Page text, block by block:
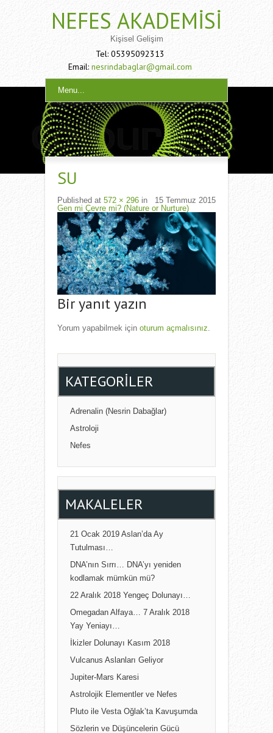
NEFES AKADEMISI
Kişisel Gelişim
Tel: 05395092313
Email: nesrindabaglar@gmail.com
Menu...
SU
Published 15 Temmuz 2015
at 572 × 296 in
Gen mi Çevre mi? (Nature or Nurture)
Bir yanıt yazın
Yorum yapabilmek için oturum açmalısınız.
KATEGORILER
Adrenalin (Nesrin Dabağlar)
Astroloji
Nefes
MAKALELER
21 Ocak 2019 Aslan’da Ay
Tutulması…
DNA’nın Sırrı… DNA’yı yeniden
kodlamak mümkün mü?
22 Aralık 2018 Yengeç Dolunayı…
Omegadan Alfaya… 7 Aralık 2018
Yay Yeniayı…
İkizler Dolunayı Kasım 2018
Vulcanus Aslanları Geliyor
Jupiter-Mars Karesi
Astrolojik Elementler ve Nefes
Pluto ile Vesta Oğlak’ta Kavuşumda
Sözlerin ve Düşüncelerin Gücü